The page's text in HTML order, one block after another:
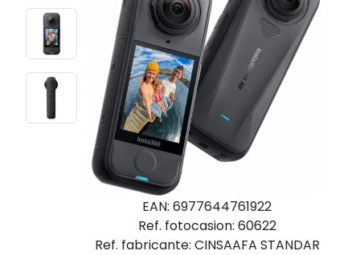
EAN: 6977644761922
Ref. fotocasion: 60622
Ref. fabricante: CINSAAFA STANDAR